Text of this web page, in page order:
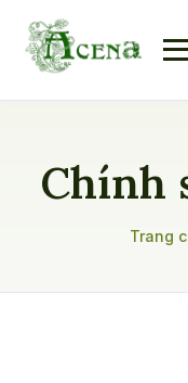
content
Chính
Trang